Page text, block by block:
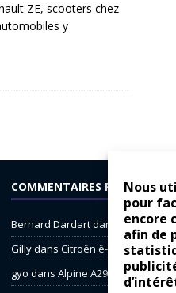
Nous
pour
encore
afin de
ZE, scooters chez
y
COMMENTAIRES RÉCENTS
Bernard Dardartdans
Dacia
Gillydans Citroën ë-C3 : la
gyo dans Alpine A290 :